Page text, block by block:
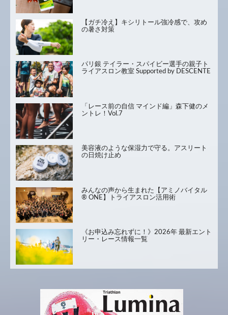
【ガチ冷え】キシリトール強冷感で、攻め
の暑さ対策
パリ銀 テイラー・スパイビー選手の親子ト
ライアスロン教室 Supported by DESCENTE
「レース前の自信 マインド編」森下健のメ
ントレ！Vol.7
美容液のような保湿力で守る。アスリート
の日焼け止め
みんなの声から生まれた【アミノバイタル
® ONE】トライアスロン活用術
《お申込み忘れずに！》2026年 最新エント
リー・レース情報一覧